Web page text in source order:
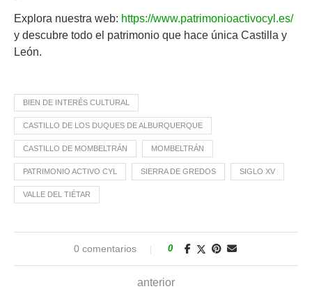
Explora nuestra web: https://www.patrimonioactivocyl.es/
y descubre todo el patrimonio que hace única Castilla y
León.
BIEN DE INTERÉS CULTURAL
CASTILLO DE LOS DUQUES DE ALBURQUERQUE
CASTILLO DE MOMBELTRÁN MOMBELTRÁN
PATRIMONIO ACTIVO CYL SIERRA DE GREDOS SIGLO XV
VALLE DEL TIÉTAR
0 comentarios 0
anterior